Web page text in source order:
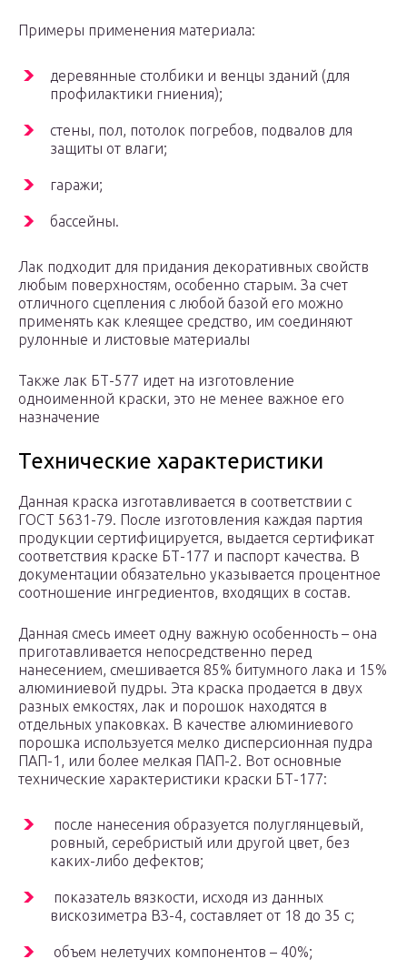
Примеры применения материала:
деревянные столбики и венцы зданий (для
профилактики гниения);
стены, пол, потолок погребов, подвалов для
защиты от влаги;
гаражи;
бассейны.
Лак подходит для придания декоративных свойств
любым поверхностям, особенно старым. За счет
отличного сцепления с любой базой его можно
применять как клеящее средство, им соединяют
рулонные и листовые материалы
Также лак БТ-577 идет на изготовление
одноименной краски, это не менее важное его
назначение
Технические характеристики
Данная краска изготавливается в соответствии с
ГОСТ 5631-79. После изготовления каждая партия
продукции сертифицируется, выдается сертификат
соответствия краске БТ-177 и паспорт качества. В
документации обязательно указывается процентное
соотношение ингредиентов, входящих в состав.
Данная смесь имеет одну важную особенность – она
приготавливается непосредственно перед
нанесением, смешивается 85% битумного лака и 15%
алюминиевой пудры. Эта краска продается в двух
разных емкостях, лак и порошок находятся в
отдельных упаковках. В качестве алюминиевого
порошка используется мелко дисперсионная пудра
ПАП-1, или более мелкая ПАП-2. Вот основные
технические характеристики краски БТ-177:
после нанесения образуется полуглянцевый,
ровный, серебристый или другой цвет, без
каких-либо дефектов;
показатель вязкости, исходя из данных
вискозиметра ВЗ-4, составляет от 18 до 35 с;
объем нелетучих компонентов – 40%;